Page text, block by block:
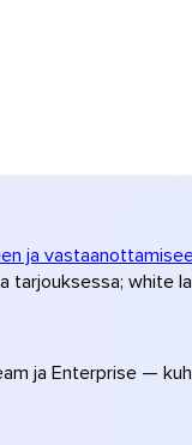
ja
white
ja Enterprise —